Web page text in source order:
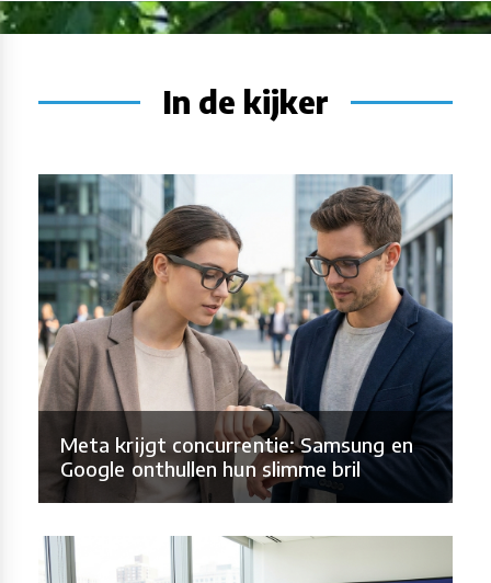
In de kijker
Meta krijgt concurrentie: Samsung en
Google onthullen hun slimme bril